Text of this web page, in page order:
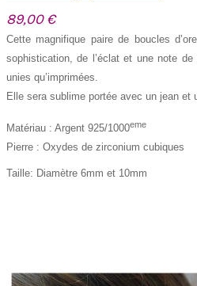
89,00 €
Cette magnifique paire de boucles
sophistication, de l’éclat et une note
unies qu’imprimées.
Elle sera sublime portée avec un jean et
Matériau : Argent 925/1000eme
Pierre : Oxydes de zirconium cubiques
Taille: Diamètre 6mm et 10mm